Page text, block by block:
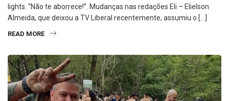
lights. “Não te aborrece!”. Mudanças nas redações Eli – Elielson
Almeida, que deixou a TV Liberal recentemente, assumiu o […]
READ MORE